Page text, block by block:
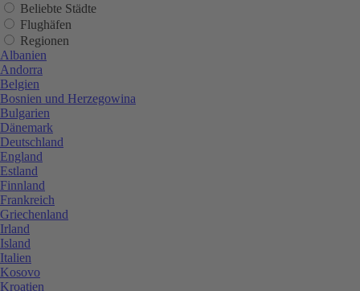
Beliebte Städte
Flughäfen
Regionen
Albanien
Andorra
Belgien
Bosnien und Herzegowina
Bulgarien
Dänemark
Deutschland
England
Estland
Finnland
Frankreich
Griechenland
Irland
Island
Italien
Kosovo
Kroatien